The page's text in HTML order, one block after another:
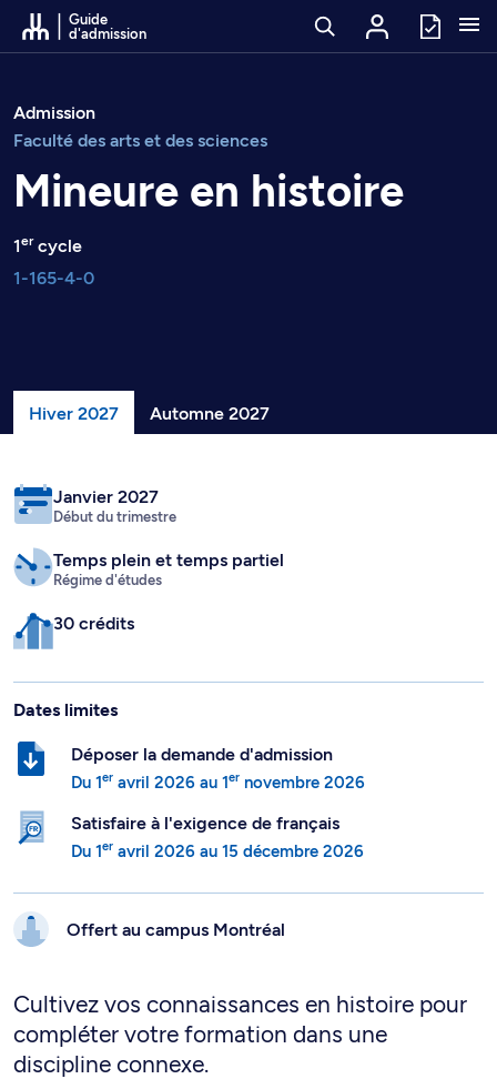
Passer au contenu
Guide
d'admission
Admission
Faculté des arts et des sciences
Mineure en histoire
1ercycle
1-165-4-0
Hiver 2027 Automne 2027
Janvier 2027
Début du trimestre
Temps plein et temps partiel
Régime d'études
30 crédits
Dates limites
Déposer la demande d'admission
Du 1er avril 2026 au 1er novembre 2026
Satisfaire à l'exigence de français
Du 1er avril 2026 au 15 décembre 2026
Offert au campus Montréal
Cultivez vos connaissances en histoire pour
compléter votre formation dans une
discipline connexe.